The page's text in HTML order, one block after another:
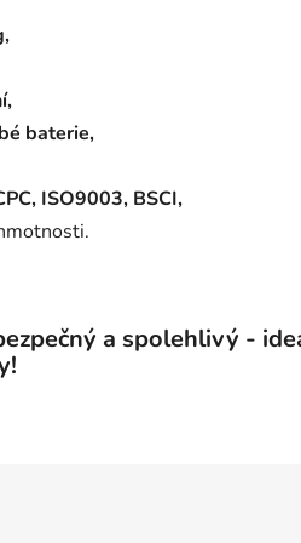
baterie,
ISO9003, BSCI,
bezpečný a spolehlivý -